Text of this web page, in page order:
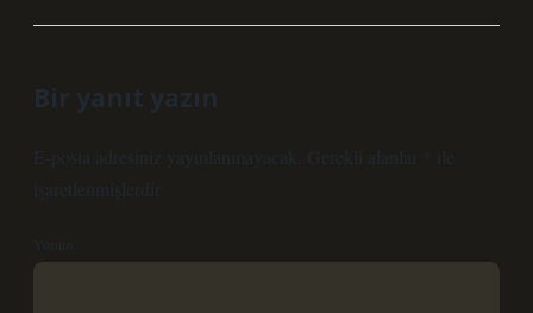
Bir yanıt yazın
E-posta adresiniz yayınlanmayacak. Gerekli alanlar
ile
işaretlenmişlerdir
Yorum